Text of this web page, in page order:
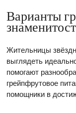
Варианты
Жительницы
выглядеть
помогают
грейпфрутовое
помощники в